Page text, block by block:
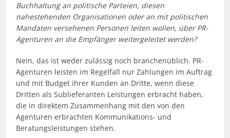
Buchhaltung an politische Parteien, diesen
nahestehenden Organisationen oder an mit politischen
Mandaten versehenen Personen leiten wollen, über PR-
Agenturen an die Empfänger weitergeleitet werden?
Nein, das ist weder zulässig noch branchenüblich. PR-
Agenturen leisten im Regelfall nur Zahlungen im Auftrag
und mit Budget ihrer Kunden an Dritte, wenn diese
Dritten als Sublieferanten Leistungen erbracht haben,
die in direktem Zusammenhang mit den von den
Agenturen erbrachten Kommunikations- und
Beratungsleistungen stehen.